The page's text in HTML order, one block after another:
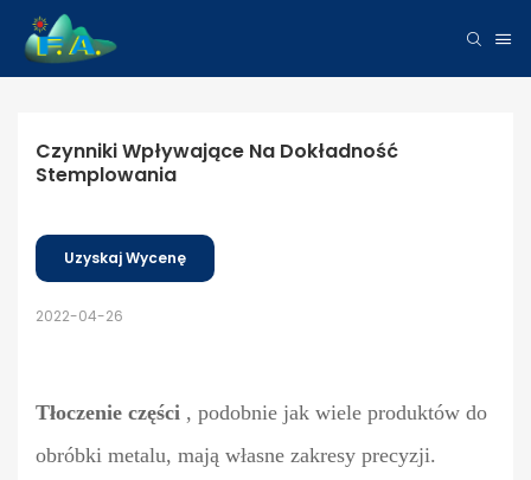
Czynniki Wpływające Na Dokładność
Stemplowania
Uzyskaj Wycenę
2022-04-26
Tłoczenie części , podobnie jak wiele produktów do
obróbki metalu, mają własne zakresy precyzji.